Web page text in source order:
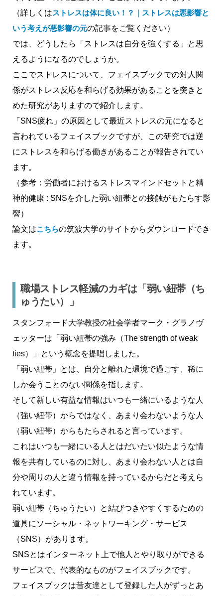
（詳しくはストレスは体に良い！？｜ストレスは悪影響と
いう考えが悪影響の元の記事をご覧ください）
では、どうしたら「ストレスは自分を強くする」と思
えるようになるのでしょうか。
ここでストレスについて、フェイスブックでの対人関
係がストレス反応を和らげる効果があることを突きと
めた研究がありますので紹介します。
「SNS疲れ」の原因として最近ストレスの元になると
言われているフェイスブックですが、この研究では逆
にストレスを和らげる働きがあることが報告されてい
ます。
（参考：労働者におけるストレスマインドセットと精
神的健康 : SNSを介した弱い紐帯との接触がもたらす影
響）
論文はこちらの筑波大学のサイトからダウンロードでき
ます。
職場ストレス軽減のカギは「弱い紐帯（ち
ゅうたい）」
スタンフォード大学教授の社会学者マーク・グラノヴ
ェッターは「弱い紐帯の強み（The strength of weak
ties）」という概念を提唱しました。
「弱い紐帯」とは、自分と離れた環境で過ごす、稀に
しか会うことのない関係を指します。
そして新しい有益な情報はいつも一緒にいるような人
（強い紐帯）からではなく、あまり会わないような人
（弱い紐帯）からもたらされると言っています。
これはいつも一緒にいる人とはだいたい似たような情
報を共有しているのに対し、あまり会わない人とは自
分や周りの人と違う情報を持っているからだと考えら
れています。
弱い紐帯（ちゅうたい）と結びつきやすくするための
道具にソーシャル・ネットワーキング・サービス
（SNS）があります。
SNSとはインターネット上で他人とやり取りができる
サービスで、代表的なものがフェイスブックです。
フェイスブックは昔友達として登録した人がずっとあ